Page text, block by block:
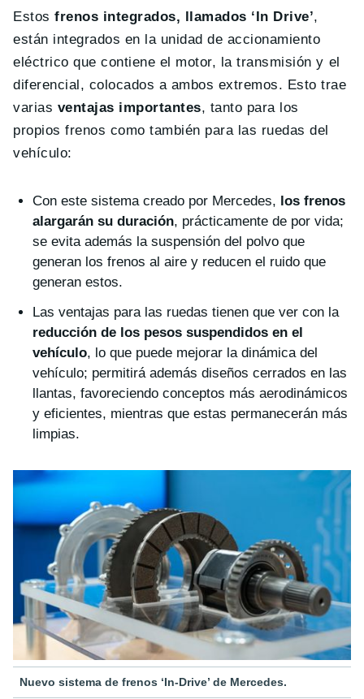
Estosfrenos integrados, llamados ‘In Drive’,
están integrados en la unidad de accionamiento
eléctrico que contiene el motor, la transmisión y el
diferencial, colocados a ambos extremos. Esto trae
varias ventajas importantes, tanto para los
propios frenos como también para las ruedas del
vehículo:
Con este sistema creado por Mercedes, los frenos
alargarán su duración, prácticamente de por vida;
se evita además la suspensión del polvo que
generan los frenos al aire y reducen el ruido que
generan estos.
Las ventajas para las ruedas tienen que ver con la
reducción de los pesos suspendidos en el
vehículo, lo que puede mejorar la dinámica del
vehículo; permitirá además diseños cerrados en las
llantas, favoreciendo conceptos más aerodinámicos
y eficientes, mientras que estas permanecerán más
limpias.
Nuevo sistema de frenos ‘In-Drive’ de Mercedes.